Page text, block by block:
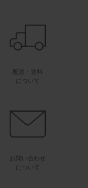
配送・送料
について
お問い合わせ
について